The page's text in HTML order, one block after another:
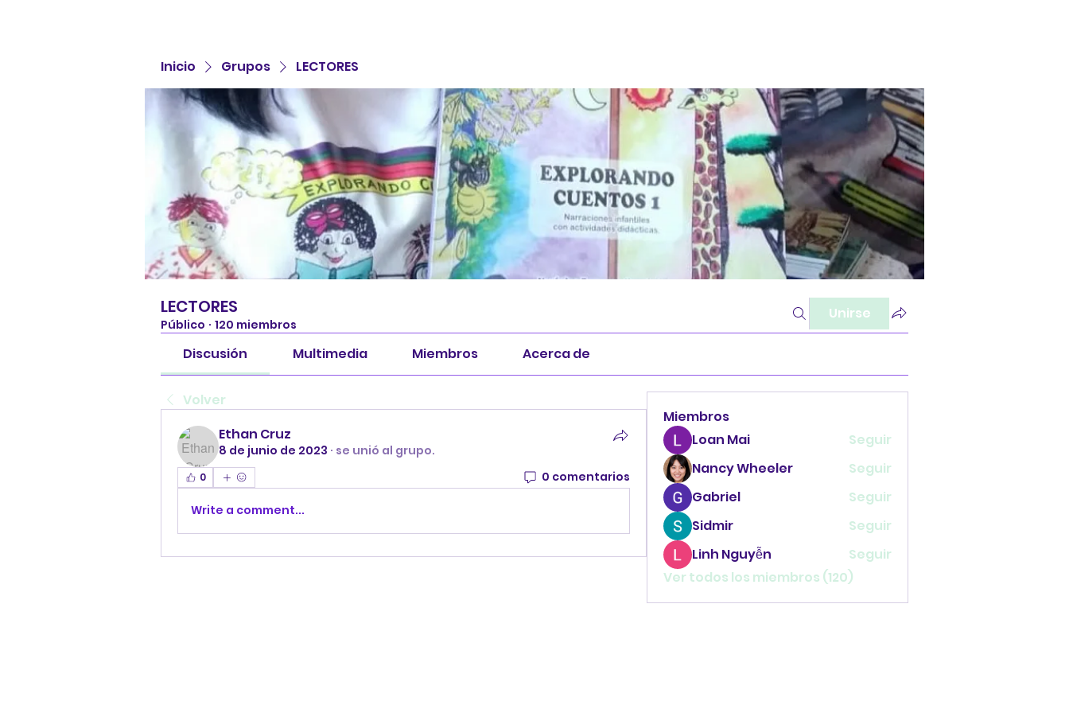
Inicio Grupos LECTORES
LECTORES
Público · 120 miembros
Unirse
Discusión Multimedia Miembros Acerca de
Volver
Ethan Cruz
8 de junio de 2023 · se unió al grupo.
0 0 comentarios
Write a comment...
Miembros
Loan Mai
Seguir
Nancy Wheeler
Seguir
Gabriel
Seguir
Sidmir
Seguir
Linh Nguyễn
Seguir
Ver todos los miembros (120)